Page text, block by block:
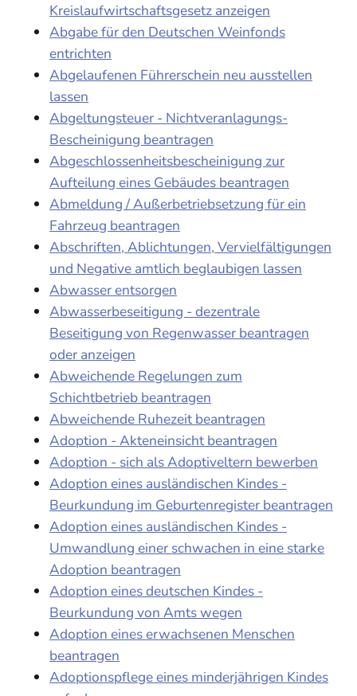
Kreislaufwirtschaftsgesetz anzeigen
Abgabe für den Deutschen Weinfonds
entrichten
Abgelaufenen Führerschein neu ausstellen
lassen
Abgeltungsteuer - Nichtveranlagungs-
Bescheinigung beantragen
Abgeschlossenheitsbescheinigung zur
Aufteilung eines Gebäudes beantragen
Abmeldung / Außerbetriebsetzung für ein
Fahrzeug beantragen
Abschriften, Ablichtungen, Vervielfältigungen
und Negative amtlich beglaubigen lassen
Abwasser entsorgen
Abwasserbeseitigung - dezentrale
Beseitigung von Regenwasser beantragen
oder anzeigen
Abweichende Regelungen zum
Schichtbetrieb beantragen
Abweichende Ruhezeit beantragen
Adoption - Akteneinsicht beantragen
Adoption - sich als Adoptiveltern bewerben
Adoption eines ausländischen Kindes -
Beurkundung im Geburtenregister beantragen
Adoption eines ausländischen Kindes -
Umwandlung einer schwachen in eine starke
Adoption beantragen
Adoption eines deutschen Kindes -
Beurkundung von Amts wegen
Adoption eines erwachsenen Menschen
beantragen
Adoptionspflege eines minderjährigen Kindes